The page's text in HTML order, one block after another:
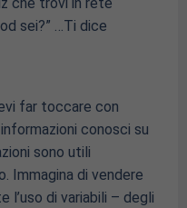
sei?” …Ti dice
far toccare con
conosci su
sono utili
Immagina di vendere
l’uso di variabili – degli